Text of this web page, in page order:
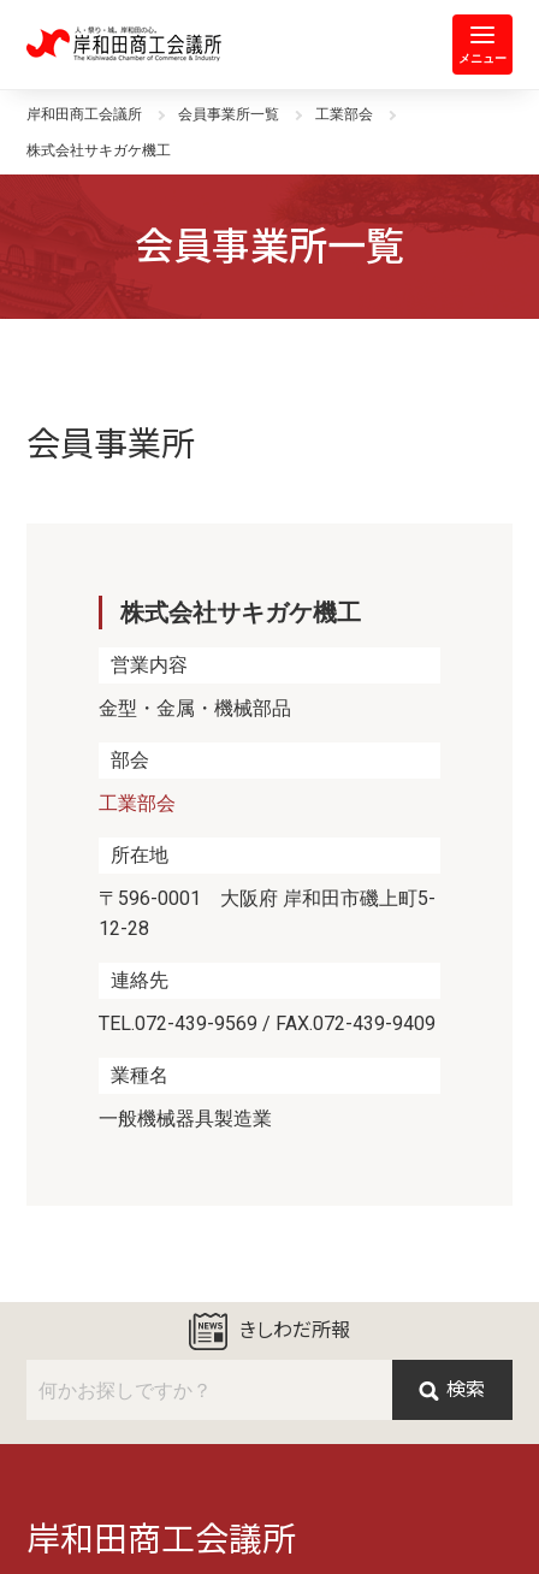
岸和田商工会議所 | 人・祭り・城。
メニュー
岸和田商工会議所 会員事業所一覧 工業部会
株式会社サキガケ機工
会員事業所一覧
会員事業所
株式会社サキガケ機工
営業内容
金型・金属・機械部品
部会
工業部会
所在地
〒596-0001 大阪府 岸和田市磯上町5-
12-28
連絡先
TEL.072-439-9569 / FAX.072-439-9409
業種名
一般機械器具製造業
きしわだ所報
検索
岸和田商工会議所